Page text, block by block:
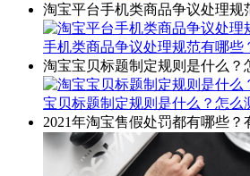
淘宝平台手机类商品争议处理规
手机类商品争议处理规范有哪些
淘宝宝贝标题制定规则是什么？
宝贝标题制定规则是什么？怎么
2021年淘宝售假处罚都有哪些？